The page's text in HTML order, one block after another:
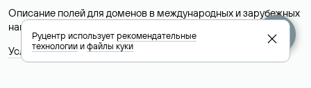
Описание полей для доменов в международных и зарубежных
национальных доменах представлены в разделе «
».
Условия использования Whois-сервиса
Руцентр используетрекомендательные
технологииифайлы куки